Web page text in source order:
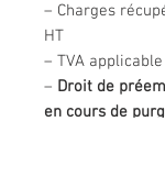
– Charges
HT
– TVA applicable
– Droit de
en cours de